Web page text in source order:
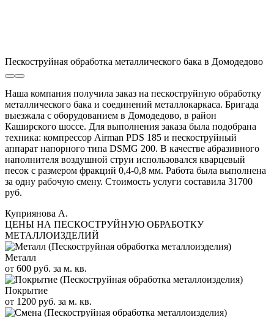
Пескоструйная обработка металлического бака в Домодедово
Наша компания получила заказ на пескоструйную обработку
металлического бака и соединений металлокаркаса. Бригада
выезжала с оборудованием в Домодедово, в район
Каширского шоссе. Для выполнения заказа была подобрана
техника: компрессор Airman PDS 185 и пескоструйный
аппарат напорного типа DSMG 200. В качестве абразивного
наполнителя воздушной струи использовался кварцевый
песок с размером фракций 0,4-0,8 мм. Работа была выполнена
за одну рабочую смену. Стоимость услуги составила 31700
руб.
Куприянова А.
ЦЕНЫ НА ПЕСКОСТРУЙНУЮ ОБРАБОТКУ
МЕТАЛЛОИЗДЕЛИЙ
Металл
от 600 руб. за м. кв.
Покрытие
от 1200 руб. за м. кв.